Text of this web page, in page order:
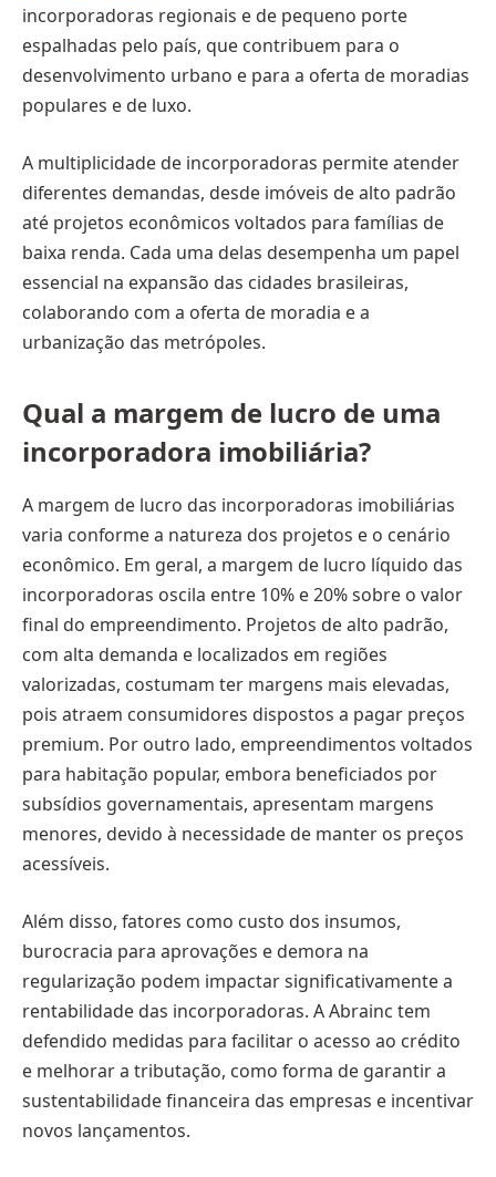
incorporadoras regionais e de pequeno porte
espalhadas pelo país, que contribuem para o
desenvolvimento urbano e para a oferta de moradias
populares e de luxo.
A multiplicidade de incorporadoras permite atender
diferentes demandas, desde imóveis de alto padrão
até projetos econômicos voltados para famílias de
baixa renda. Cada uma delas desempenha um papel
essencial na expansão das cidades brasileiras,
colaborando com a oferta de moradia e a
urbanização das metrópoles.
Qual a margem de lucro de uma
incorporadora imobiliária?
A margem de lucro das incorporadoras imobiliárias
varia conforme a natureza dos projetos e o cenário
econômico. Em geral, a margem de lucro líquido das
incorporadoras oscila entre 10% e 20% sobre o valor
final do empreendimento. Projetos de alto padrão,
com alta demanda e localizados em regiões
valorizadas, costumam ter margens mais elevadas,
pois atraem consumidores dispostos a pagar preços
premium. Por outro lado, empreendimentos voltados
para habitação popular, embora beneficiados por
subsídios governamentais, apresentam margens
menores, devido à necessidade de manter os preços
acessíveis.
Além disso, fatores como custo dos insumos,
burocracia para aprovações e demora na
regularização podem impactar significativamente a
rentabilidade das incorporadoras. A Abrainc tem
defendido medidas para facilitar o acesso ao crédito
e melhorar a tributação, como forma de garantir a
sustentabilidade financeira das empresas e incentivar
novos lançamentos.